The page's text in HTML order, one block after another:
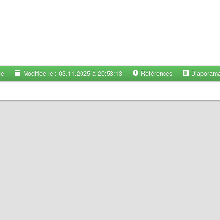
Modifiée le : 03.11.2025 à 20:53:13 Références